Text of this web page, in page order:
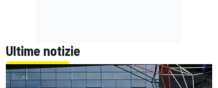
Ultime notizie